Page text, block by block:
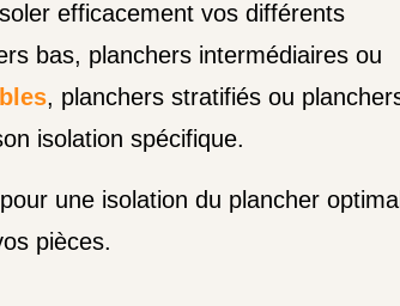
efficacement vos différents
bas, planchers intermédiaires ou
, planchers stratifiés ou
isolation spécifique.
une isolation du plancher
pièces.